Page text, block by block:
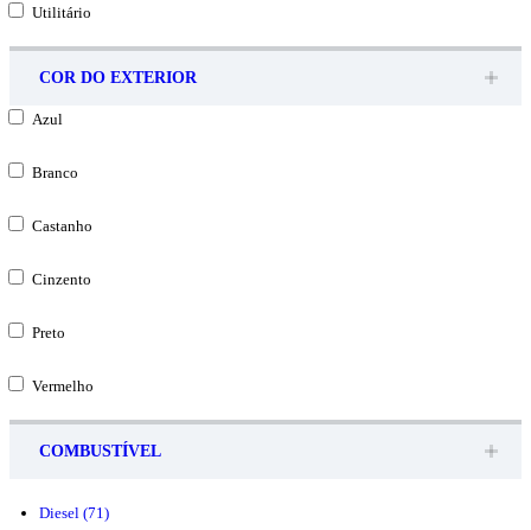
Utilitário
COR DO EXTERIOR
Azul
Branco
Castanho
Cinzento
Preto
Vermelho
COMBUSTÍVEL
Diesel (71)